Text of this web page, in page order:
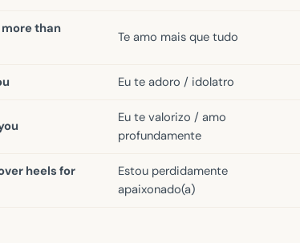
more than
Te amo mais que tudo
Eu te adoro / idolatro
Eu te valorizo / amo
profundamente
heels for
Estou perdidamente
apaixonado(a)